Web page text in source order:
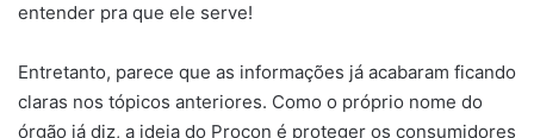
entender pra que ele serve!
Entretanto, parece que as informações já acabaram ficando
claras nos tópicos anteriores. Como o próprio nome do
órgão já diz, a ideia do Procon é proteger os consumidores